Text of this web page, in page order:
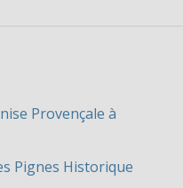
Provençale à
Pignes Historique